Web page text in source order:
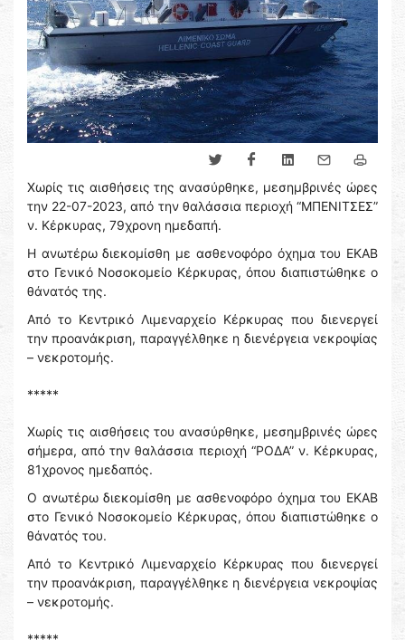
Χωρίς τις αισθήσεις της ανασύρθηκε, μεσημβρινές ώρες
την 22-07-2023, από την θαλάσσια περιοχή “ΜΠΕΝΙΤΣΕΣ”
ν. Κέρκυρας, 79χρονη ημεδαπή.
Η ανωτέρω διεκομίσθη με ασθενοφόρο όχημα του ΕΚΑΒ
στο Γενικό Νοσοκομείο Κέρκυρας, όπου διαπιστώθηκε ο
θάνατός της.
Από το Κεντρικό Λιμεναρχείο Κέρκυρας που διενεργεί
την προανάκριση, παραγγέλθηκε η διενέργεια νεκροψίας
– νεκροτομής.
*****
Χωρίς τις αισθήσεις του ανασύρθηκε, μεσημβρινές ώρες
σήμερα, από την θαλάσσια περιοχή “ΡΟΔΑ” ν. Κέρκυρας,
81χρονος ημεδαπός.
Ο ανωτέρω διεκομίσθη με ασθενοφόρο όχημα του ΕΚΑΒ
στο Γενικό Νοσοκομείο Κέρκυρας, όπου διαπιστώθηκε ο
θάνατός του.
Από το Κεντρικό Λιμεναρχείο Κέρκυρας που διενεργεί
την προανάκριση, παραγγέλθηκε η διενέργεια νεκροψίας
– νεκροτομής.